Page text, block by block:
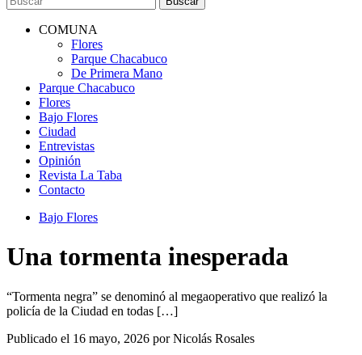
COMUNA
Flores
Parque Chacabuco
De Primera Mano
Parque Chacabuco
Flores
Bajo Flores
Ciudad
Entrevistas
Opinión
Revista La Taba
Contacto
Bajo Flores
Una tormenta inesperada
“Tormenta negra” se denominó al megaoperativo que realizó la
policía de la Ciudad en todas […]
Publicado el 16 mayo, 2026 por Nicolás Rosales